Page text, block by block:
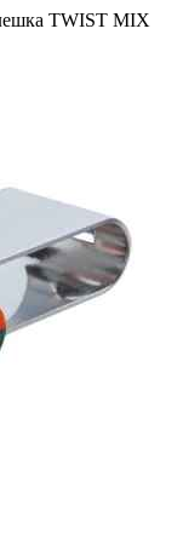
TWIST MIX